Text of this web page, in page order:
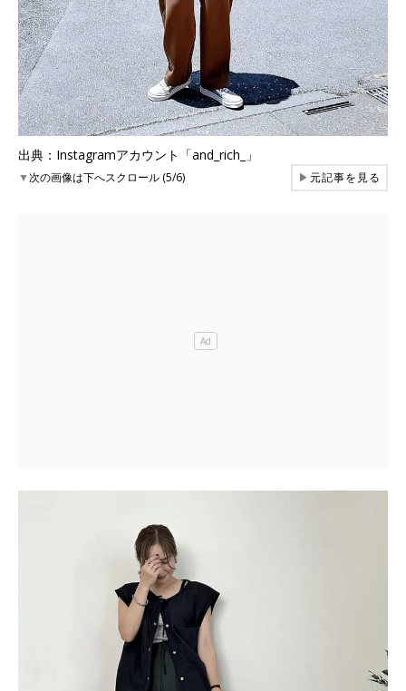
出典：Instagramアカウント「and_rich_」
▼次の画像は下へスクロール (5/6) ▶元記事を見る